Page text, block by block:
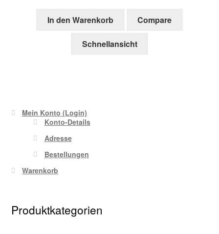
In den Warenkorb Compare
Schnellansicht
Mein Konto (Login)
Konto-Details
Adresse
Bestellungen
Warenkorb
Produktkategorien